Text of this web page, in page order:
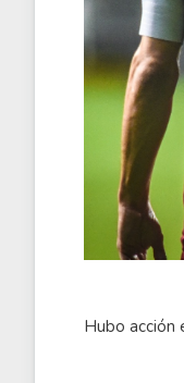
Hubo acción